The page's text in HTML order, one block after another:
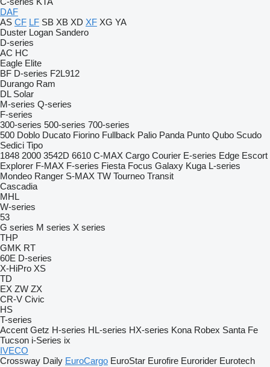
DAF
AS CF LF SB XB XD XF XG YA
Duster Logan Sandero
D-series
AC HC
Eagle Elite
BF D-series F2L912
Durango Ram
DL Solar
M-series Q-series
F-series
300-series 500-series 700-series
500 Doblo Ducato Fiorino Fullback Palio Panda Punto Qubo Scudo
Sedici Tipo
1848 2000 3542D 6610 C-MAX Cargo Courier E-series Edge Escort
Explorer F-MAX F-series Fiesta Focus Galaxy Kuga L-series
Mondeo Ranger S-MAX TW Tourneo Transit
Cascadia
MHL
W-series
53
G series M series X series
THP
GMK RT
60E D-series
X-HiPro XS
TD
EX ZW ZX
CR-V Civic
HS
T-series
Accent Getz H-series HL-series HX-series Kona Robex Santa Fe
Tucson i-Series ix
IVECO
Crossway Daily EuroCargo EuroStar Eurofire Eurorider Eurotech